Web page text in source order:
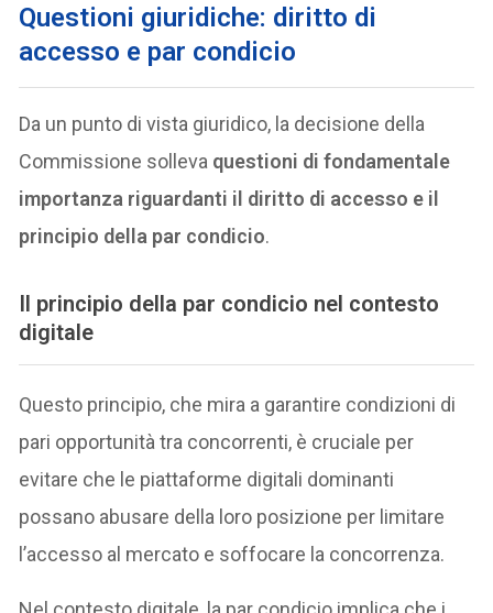
Questioni giuridiche: diritto di
accesso e par condicio
Da un punto di vista giuridico, la decisione della
Commissione solleva questioni di fondamentale
importanza riguardanti il diritto di accesso e il
principio della par condicio.
Il principio della par condicio nel contesto
digitale
Questo principio, che mira a garantire condizioni di
pari opportunità tra concorrenti, è cruciale per
evitare che le piattaforme digitali dominanti
possano abusare della loro posizione per limitare
l’accesso al mercato e soffocare la concorrenza.